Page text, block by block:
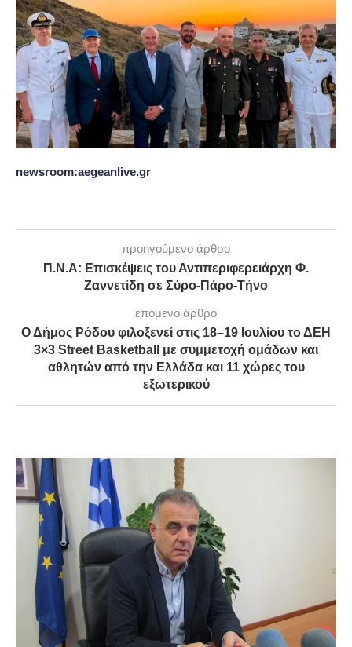
newsroom:aegeanlive.gr
προηγούμενο άρθρο
Π.Ν.Α: Επισκέψεις του Αντιπεριφερειάρχη Φ.
Ζαννετίδη σε Σύρο-Πάρο-Τήνο
επόμενο άρθρο
Ο Δήμος Ρόδου φιλοξενεί στις 18–19 Ιουλίου το ΔΕΗ
3×3 Street Basketball με συμμετοχή ομάδων και
αθλητών από την Ελλάδα και 11 χώρες του
εξωτερικού